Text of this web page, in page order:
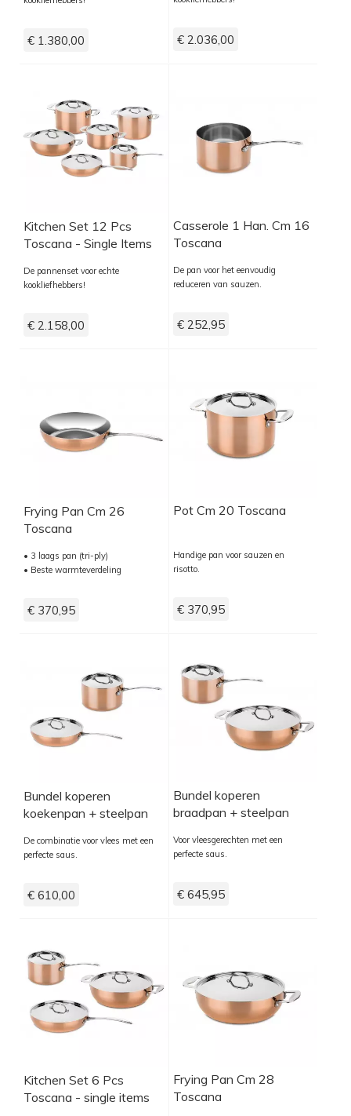
€ 1.380,00 € 2.036,00
Kitchen Set 12 Pcs
Toscana - Single Items
De pannenset voor echte
kookliefhebbers!
€ 2.158,00
Casserole 1 Han. Cm 16
Toscana
De pan voor het eenvoudig
reduceren van sauzen.
€ 252,95
Frying Pan Cm 26
Toscana
• 3 laags pan (tri-ply)
• Beste warmteverdeling
€ 370,95
Pot Cm 20 Toscana
Handige pan voor sauzen en
risotto.
€ 370,95
Bundel koperen
koekenpan + steelpan
De combinatie voor vlees met een
perfecte saus.
€ 610,00
Bundel koperen
braadpan + steelpan
Voor vleesgerechten met een
perfecte saus.
€ 645,95
Kitchen Set 6 Pcs
Toscana - single items
Frying Pan Cm 28
Toscana